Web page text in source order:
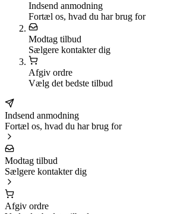
Indsend anmodning
Fortæl os, hvad du har brug for
Modtag tilbud
Sælgere kontakter dig
Afgiv ordre
Vælg det bedste tilbud
Indsend anmodning
Fortæl os, hvad du har brug for
Modtag tilbud
Sælgere kontakter dig
Afgiv ordre